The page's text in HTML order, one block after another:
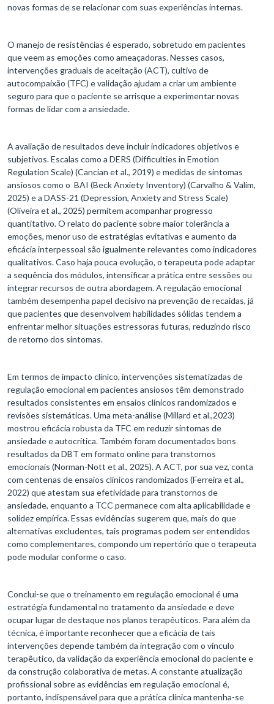
novas formas de se relacionar com suas experiências internas.
O manejo de resistências é esperado, sobretudo em pacientes
que veem as emoções como ameaçadoras. Nesses casos,
intervenções graduais de aceitação (ACT), cultivo de
autocompaixão (TFC) e validação ajudam a criar um ambiente
seguro para que o paciente se arrisque a experimentar novas
formas de lidar com a ansiedade.
A avaliação de resultados deve incluir indicadores objetivos e
subjetivos. Escalas como a DERS (Difficulties in Emotion
Regulation Scale) (Cancian et al., 2019) e medidas de sintomas
ansiosos como o BAI (Beck Anxiety Inventory) (Carvalho & Valim,
2025) e a DASS-21 (Depression, Anxiety and Stress Scale)
(Oliveira et al., 2025) permitem acompanhar progresso
quantitativo. O relato do paciente sobre maior tolerância a
emoções, menor uso de estratégias evitativas e aumento da
eficácia interpessoal são igualmente relevantes como indicadores
qualitativos. Caso haja pouca evolução, o terapeuta pode adaptar
a sequência dos módulos, intensificar a prática entre sessões ou
integrar recursos de outra abordagem. A regulação emocional
também desempenha papel decisivo na prevenção de recaídas, já
que pacientes que desenvolvem habilidades sólidas tendem a
enfrentar melhor situações estressoras futuras, reduzindo risco
de retorno dos sintomas.
Em termos de impacto clínico, intervenções sistematizadas de
regulação emocional em pacientes ansiosos têm demonstrado
resultados consistentes em ensaios clínicos randomizados e
revisões sistemáticas. Uma meta-análise (Millard et al.,2023)
mostrou eficácia robusta da TFC em reduzir sintomas de
ansiedade e autocrítica. Também foram documentados bons
resultados da DBT em formato online para transtornos
emocionais (Norman-Nott et al., 2025). A ACT, por sua vez, conta
com centenas de ensaios clínicos randomizados (Ferreira et al.,
2022) que atestam sua efetividade para transtornos de
ansiedade, enquanto a TCC permanece com alta aplicabilidade e
solidez empírica. Essas evidências sugerem que, mais do que
alternativas excludentes, tais programas podem ser entendidos
como complementares, compondo um repertório que o terapeuta
pode modular conforme o caso.
Conclui-se que o treinamento em regulação emocional é uma
estratégia fundamental no tratamento da ansiedade e deve
ocupar lugar de destaque nos planos terapêuticos. Para além da
técnica, é importante reconhecer que a eficácia de tais
intervenções depende também da integração com o vínculo
terapêutico, da validação da experiência emocional do paciente e
da construção colaborativa de metas. A constante atualização
profissional sobre as evidências em regulação emocional é,
portanto, indispensável para que a prática clínica mantenha-se